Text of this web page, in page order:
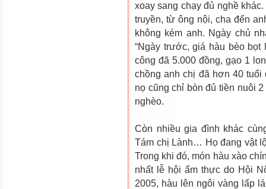
xoay sang chạy đủ nghề
truyền, từ ông nội, cha đến
không kém anh. Ngày chủ
“Ngày trước, giá hàu bèo
công đã 5.000 đồng, gạo 1
chồng anh chị đã hơn 40 tuổi
nọ cũng chỉ bòn đủ tiền nuôi
nghèo.
Còn nhiều gia đình khác
Tám chị Lành… Họ đang vật
Trong khi đó, món hàu xào
nhất lễ hội ẩm thực do Hội
2005, hàu lên ngôi vàng lấp